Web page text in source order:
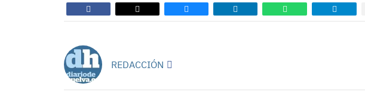
REDACCIÓN